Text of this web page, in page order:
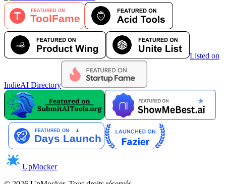
Listed on
IndieAI Directory
UpMocker